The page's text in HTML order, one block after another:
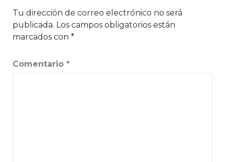
Tu dirección de correo electrónico no será
publicada. Los campos obligatorios están
marcados con *
Comentario *